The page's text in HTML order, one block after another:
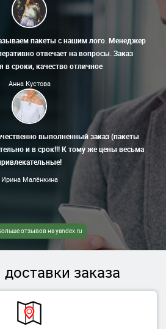
пакеты с нашим лого. Менеджер
отвечает на вопросы. Заказ
в сроки, качество отличное
Анна Кустова
выполненный заказ (пакеты
и в срок!!! К тому же цены весьма
Ирина Малёнкина
отзывов на yandex.ru
заказа